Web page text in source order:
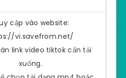
cập vào website:
vi.savefrom.net/
link video tiktok cần tải
xuống.